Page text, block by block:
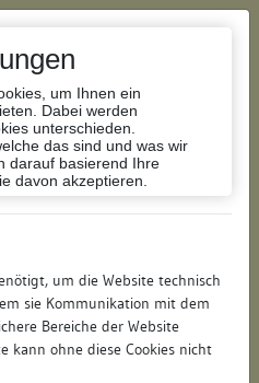
um Ihnen ein
Dabei werden
unterschieden.
das sind und was wir
darauf basierend Ihre
davon akzeptieren.
um die Website technisch
sie Kommunikation mit dem
Bereiche der Website
kann ohne diese Cookies nicht
Restaurierung
25.01.2022
Als PDF herunterladen: